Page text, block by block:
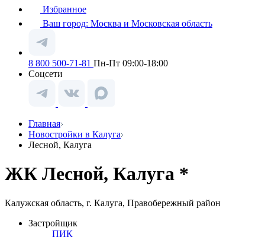
Избранное
Ваш город: Москва и Московская область
8 800 500-71-81 Пн-Пт 09:00-18:00
Соцсети
Главная
Новостройки в Калуга
Лесной, Калуга
ЖК Лесной, Калуга *
Калужская область, г. Калуга, Правобережный район
Застройщик
ПИК